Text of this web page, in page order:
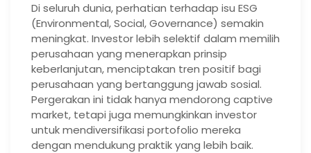
Di seluruh dunia, perhatian terhadap isu ESG
(Environmental, Social, Governance) semakin
meningkat. Investor lebih selektif dalam memilih
perusahaan yang menerapkan prinsip
keberlanjutan, menciptakan tren positif bagi
perusahaan yang bertanggung jawab sosial.
Pergerakan ini tidak hanya mendorong captive
market, tetapi juga memungkinkan investor
untuk mendiversifikasi portofolio mereka
dengan mendukung praktik yang lebih baik.